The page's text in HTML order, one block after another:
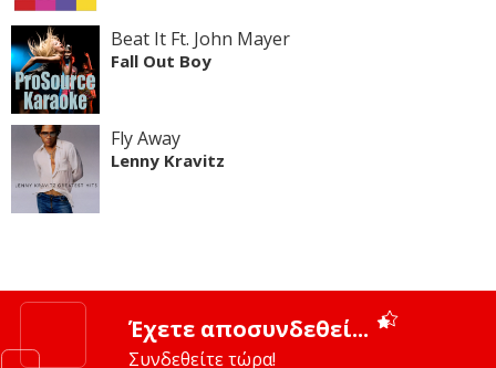
Beat It Ft. John Mayer
Fall Out Boy
Fly Away
Lenny Kravitz
Έχετε αποσυνδεθεί...
Συνδεθείτε τώρα!